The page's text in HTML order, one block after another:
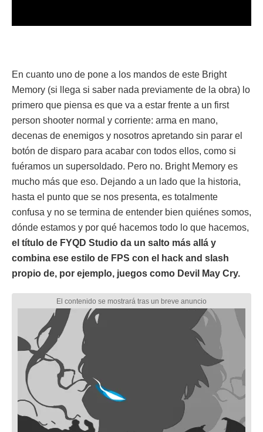
En cuanto uno de pone a los mandos de este Bright
Memory (si llega si saber nada previamente de la obra) lo
primero que piensa es que va a estar frente a un first
person shooter normal y corriente: arma en mano,
decenas de enemigos y nosotros apretando sin parar el
botón de disparo para acabar con todos ellos, como si
fuéramos un supersoldado. Pero no. Bright Memory es
mucho más que eso. Dejando a un lado que la historia,
hasta el punto que se nos presenta, es totalmente
confusa y no se termina de entender bien quiénes somos,
dónde estamos y por qué hacemos todo lo que hacemos,
el título de FYQD Studio da un salto más allá y
combina ese estilo de FPS con el hack and slash
propio de, por ejemplo, juegos como Devil May Cry.